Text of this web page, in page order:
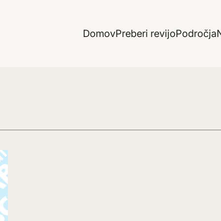
DomovPreberi revijoPodročja